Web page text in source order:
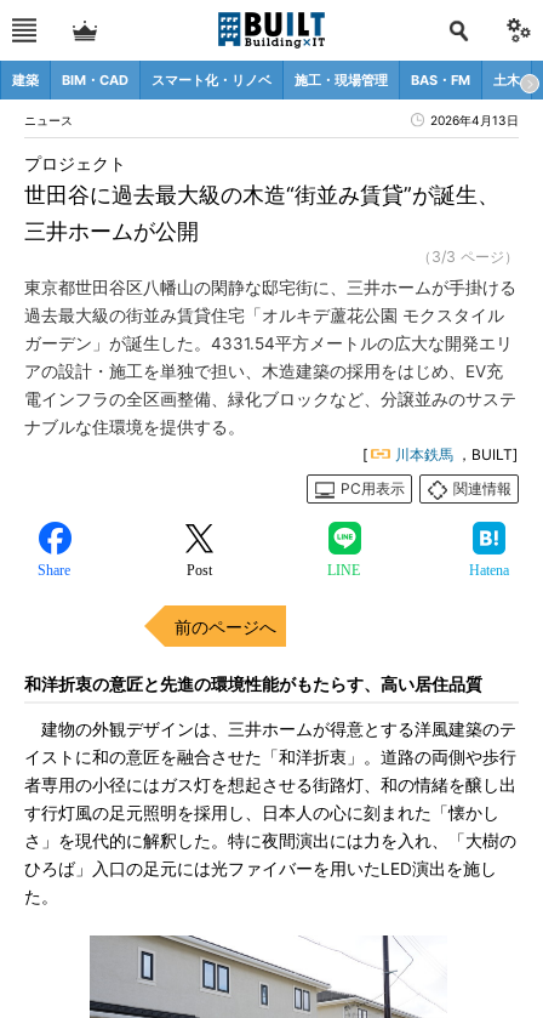
建築 BIM・CAD スマート化・リノベ 施工・現場管理 BAS・FM 土木
ニュース 2026年4月13日
世田谷に過去最大級の木造“街並み賃貸”が誕生、
三井ホームが公開
プロジェクト
（3/3 ページ）
東京都世田谷区八幡山の閑静な邸宅街に、三井ホームが手掛ける
過去最大級の街並み賃貸住宅「オルキデ蘆花公園 モクスタイル
ガーデン」が誕生した。4331.54平方メートルの広大な開発エリ
アの設計・施工を単独で担い、木造建築の採用をはじめ、EV充
電インフラの全区画整備、緑化ブロックなど、分譲並みのサステ
ナブルな住環境を提供する。
[ 川本鉄馬 ，BUILT]
PC用表示
関連情報
Share Post LINE Hatena
前のページへ
和洋折衷の意匠と先進の環境性能がもたらす、高い居住品質
建物の外観デザインは、三井ホームが得意とする洋風建築のテ
イストに和の意匠を融合させた「和洋折衷」。道路の両側や歩行
者専用の小径にはガス灯を想起させる街路灯、和の情緒を醸し出
す行灯風の足元照明を採用し、日本人の心に刻まれた「懐かし
さ」を現代的に解釈した。特に夜間演出には力を入れ、「大樹の
ひろば」入口の足元には光ファイバーを用いたLED演出を施し
た。